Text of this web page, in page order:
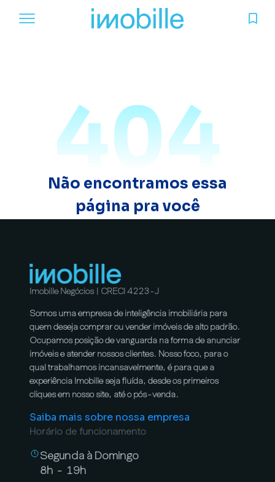
404
Não encontramos essa
página pra você
Imobille Negócios | CRECI 4223-J
Somos uma empresa de inteligência imobiliária para
quem deseja comprar ou vender imóveis de alto padrão.
Ocupamos posição de vanguarda na forma de anunciar
imóveis e atender nossos clientes. Nosso foco, para o
qual trabalhamos incansavelmente, é para que a
experiência Imobille seja fluída, desde os primeiros
cliques em nosso site, até o pós-venda.
Saiba mais sobre nossa empresa
Horário de funcionamento
Segunda à Domingo
8h - 19h